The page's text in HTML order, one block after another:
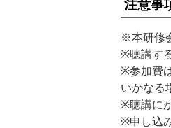
注意事
※本研修
※聴講す
※参加費
いかなる
※聴講に
※申し込